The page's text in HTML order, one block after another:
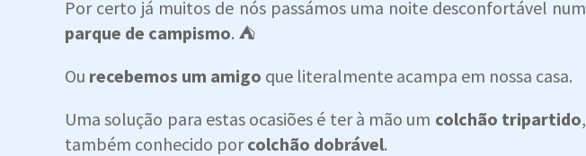
Por certo já muitos de nós passámos uma noite desconfortável num
parque de campismo. ⛺
Ou recebemos um amigo que literalmente acampa em nossa casa.
Uma solução para estas ocasiões é ter à mão um colchão tripartido,
também conhecido porcolchão dobrável.